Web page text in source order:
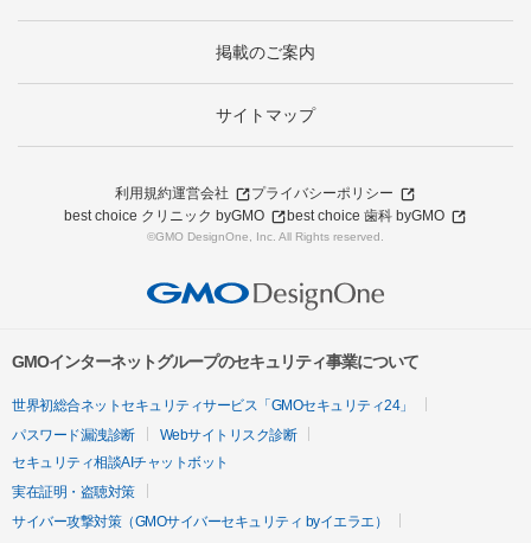
掲載のご案内
サイトマップ
利用規約運営会社
プライバシーポリシー
best choice クリニック byGMO
best choice 歯科 byGMO
©GMO DesignOne, Inc. All Rights reserved.
GMOインターネットグループのセキュリティ事業について
世界初総合ネットセキュリティサービス「GMOセキュリティ24」
パスワード漏洩診断
Webサイトリスク診断
セキュリティ相談AIチャットボット
実在証明・盗聴対策
サイバー攻撃対策（GMOサイバーセキュリティ byイエラエ）